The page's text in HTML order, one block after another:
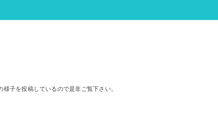
子を投稿しているので是非ご覧下さい。